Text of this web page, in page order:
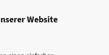
Website